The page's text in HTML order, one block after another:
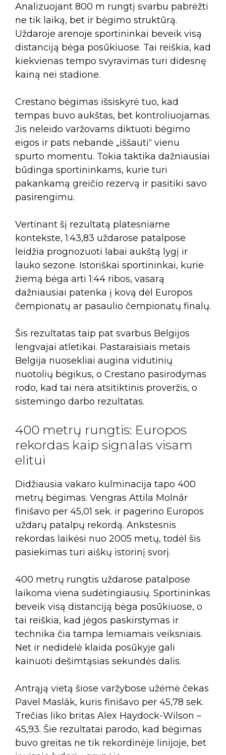
Analizuojant 800 m rungtį svarbu pabrėžti
ne tik laiką, bet ir bėgimo struktūrą.
Uždaroje arenoje sportininkai beveik visą
distanciją bėga posūkiuose. Tai reiškia, kad
kiekvienas tempo svyravimas turi didesnę
kainą nei stadione.
Crestano bėgimas išsiskyrė tuo, kad
tempas buvo aukštas, bet kontroliuojamas.
Jis neleido varžovams diktuoti bėgimo
eigos ir pats nebandė „iššauti“ vienu
spurto momentu. Tokia taktika dažniausiai
būdinga sportininkams, kurie turi
pakankamą greičio rezervą ir pasitiki savo
pasirengimu.
Vertinant šį rezultatą platesniame
kontekste, 1:43,83 uždarose patalpose
leidžia prognozuoti labai aukštą lygį ir
lauko sezone. Istoriškai sportininkai, kurie
žiemą bėga arti 1:44 ribos, vasarą
dažniausiai patenka į kovą dėl Europos
čempionatų ar pasaulio čempionatų finalų.
Šis rezultatas taip pat svarbus Belgijos
lengvajai atletikai. Pastaraisiais metais
Belgija nuosekliai augina vidutinių
nuotolių bėgikus, o Crestano pasirodymas
rodo, kad tai nėra atsitiktinis proveržis, o
sistemingo darbo rezultatas.
400 metrų rungtis: Europos
rekordas kaip signalas visam
elitui
Didžiausia vakaro kulminacija tapo 400
metrų bėgimas. Vengras Attila Molnár
finišavo per 45,01 sek. ir pagerino Europos
uždarų patalpų rekordą. Ankstesnis
rekordas laikėsi nuo 2005 metų, todėl šis
pasiekimas turi aiškų istorinį svorį.
400 metrų rungtis uždarose patalpose
laikoma viena sudėtingiausių. Sportininkas
beveik visą distanciją bėga posūkiuose, o
tai reiškia, kad jėgos paskirstymas ir
technika čia tampa lemiamais veiksniais.
Net ir nedidelė klaida posūkyje gali
kainuoti dešimtąsias sekundės dalis.
Antrąją vietą šiose varžybose užėmė čekas
Pavel Maslák, kuris finišavo per 45,78 sek.
Trečias liko britas Alex Haydock-Wilson –
45,93. Šie rezultatai parodo, kad bėgimas
buvo greitas ne tik rekordinėje linijoje, bet